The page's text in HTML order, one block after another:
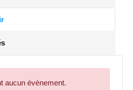
aucun évènement.